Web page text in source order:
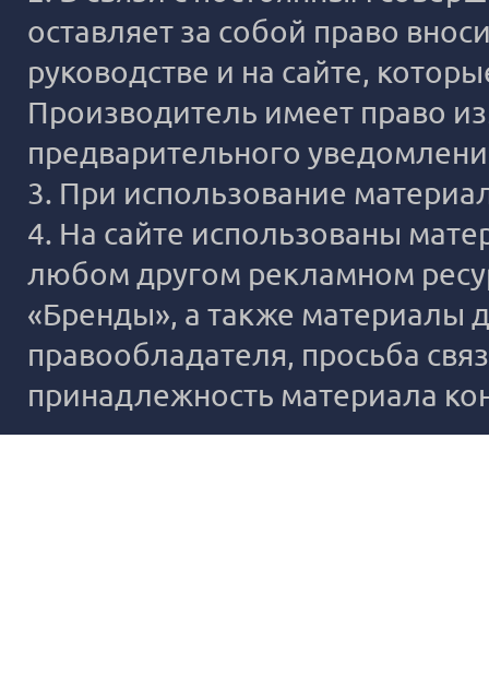
оставляет за собой право
руководстве и на сайте,
Производитель имеет право
предварительного
3. При использование
4. На сайте использованы
любом другом рекламном
«Бренды», а также материалы
правообладателя, просьба
принадлежность материала